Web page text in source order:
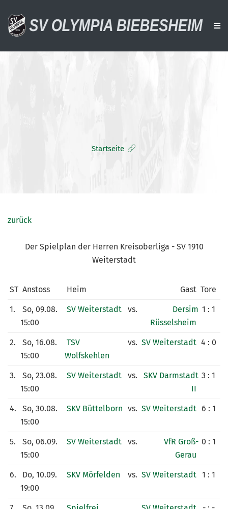
VERANSTALTUNGEN
ARCHIV
Startseite
zurück
Der Spielplan der Herren Kreisoberliga - SV 1910
Weiterstadt
ST Anstoss Heim Gast Tore
1.
So, 09.08.
15:00
SV Weiterstadt vs.
Dersim
Rüsselsheim
1 : 1
2.
So, 16.08.
15:00
TSV
Wolfskehlen
vs. SV Weiterstadt 4 : 0
3.
So, 23.08.
15:00
SV Weiterstadt vs.
SKV Darmstadt
II
3 : 1
4.
So, 30.08.
15:00
SKV Büttelborn vs. SV Weiterstadt 6 : 1
5.
So, 06.09.
15:00
SV Weiterstadt vs.
VfR Groß-
Gerau
0 : 1
6.
Do, 10.09.
19:00
SKV Mörfelden vs. SV Weiterstadt 1 : 1